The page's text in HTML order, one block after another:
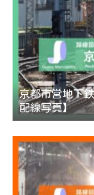
京都市営地下
配線写真】